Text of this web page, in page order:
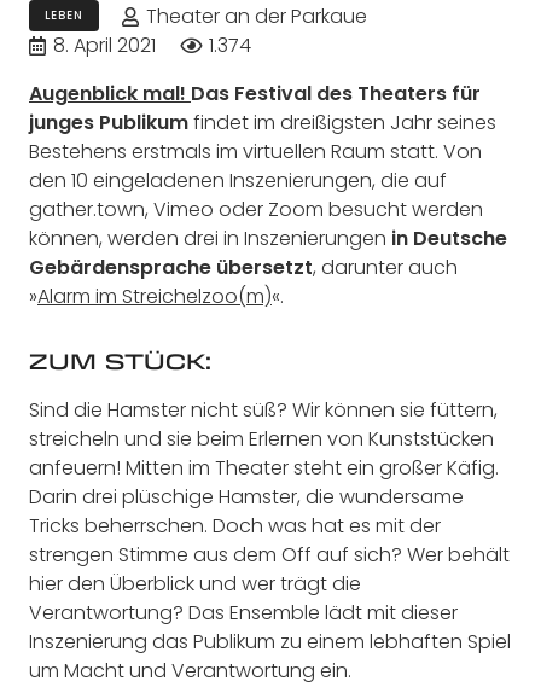
LEBEN
Theater an der Parkaue
8. April 2021
1.374
Augenblick mal! Das Festival des Theaters für
junges Publikumfindet im dreißigsten Jahr seines
Bestehens erstmals im virtuellen Raum statt. Von
den 10 eingeladenen Inszenierungen, die auf
gather.town, Vimeo oder Zoom besucht werden
können, werden drei in Inszenierungen in Deutsche
Gebärdensprache übersetzt, darunter auch
»Alarm im Streichelzoo(m)«.
ZUM STÜCK:
Sind die Hamster nicht süß? Wir können sie füttern,
streicheln und sie beim Erlernen von Kunststücken
anfeuern! Mitten im Theater steht ein großer Käfig.
Darin drei plüschige Hamster, die wundersame
Tricks beherrschen. Doch was hat es mit der
strengen Stimme aus dem Off auf sich? Wer behält
hier den Überblick und wer trägt die
Verantwortung? Das Ensemble lädt mit dieser
Inszenierung das Publikum zu einem lebhaften Spiel
um Macht und Verantwortung ein.